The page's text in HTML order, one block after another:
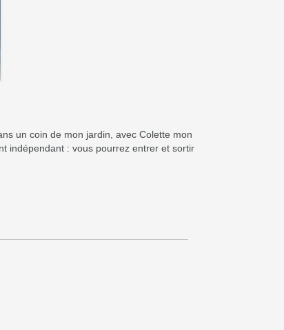
un coin de mon jardin, avec Colette mon
indépendant : vous pourrez entrer et sortir